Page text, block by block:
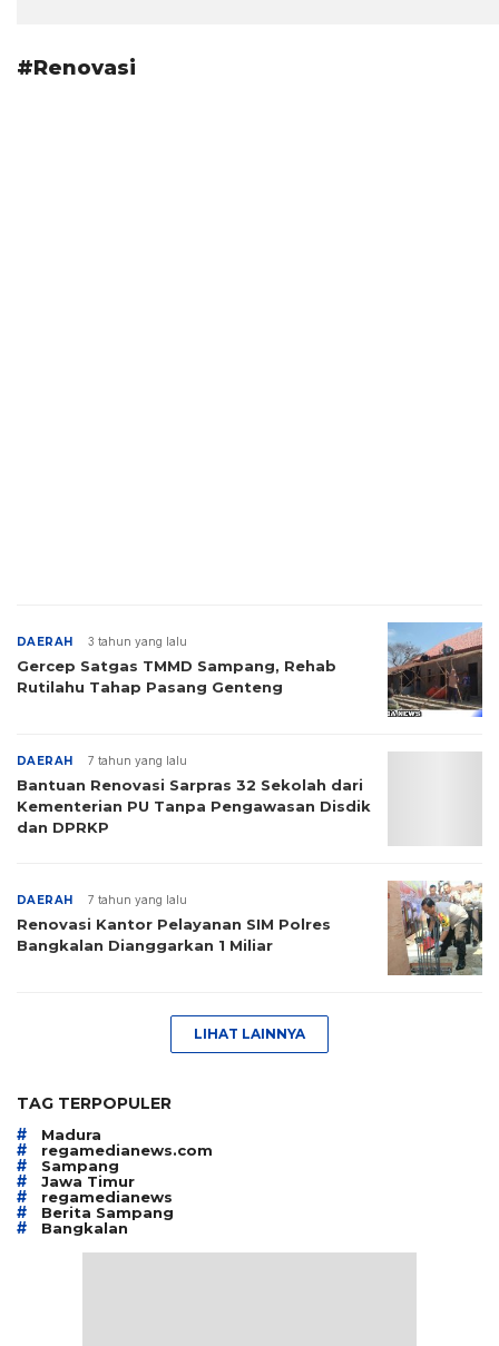
#Renovasi
DAERAH 3 tahun yang lalu
Gercep Satgas TMMD Sampang, Rehab
Rutilahu Tahap Pasang Genteng
DAERAH 7 tahun yang lalu
Bantuan Renovasi Sarpras 32 Sekolah dari
Kementerian PU Tanpa Pengawasan Disdik
dan DPRKP
DAERAH 7 tahun yang lalu
Renovasi Kantor Pelayanan SIM Polres
Bangkalan Dianggarkan 1 Miliar
LIHAT LAINNYA
TAG TERPOPULER
# Madura
# regamedianews.com
# Sampang
# Jawa Timur
# regamedianews
# Berita Sampang
# Bangkalan